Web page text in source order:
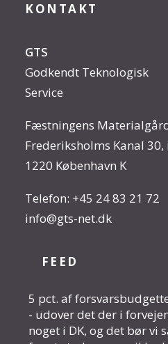
KONTAKT
GTS
Godkendt Teknologisk
Service
Fæstningens
Frederiksholms Kanal 30,
1220 København K
Telefon: +45 24 83 21 72
info@gts-net.dk
FEED
5 pct. af
- udover det der i
noget i DK, og det bør vi